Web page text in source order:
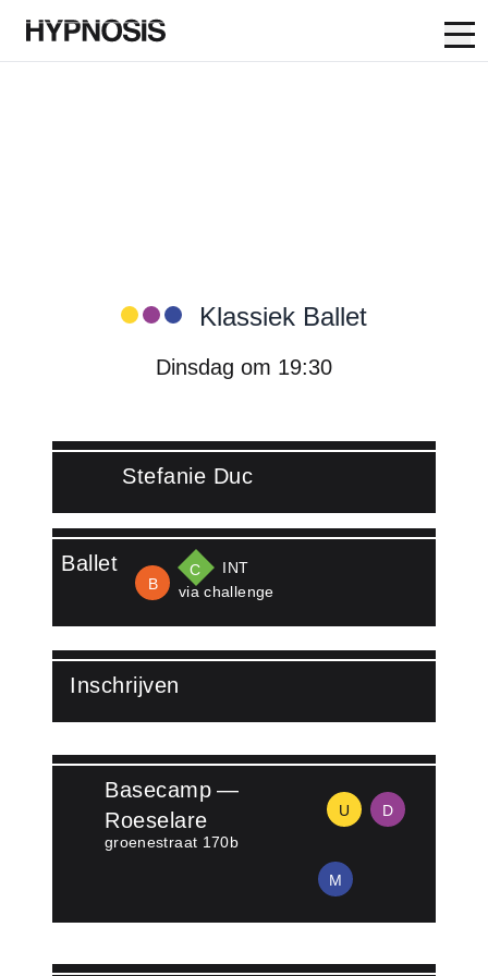
Skip to content
Hypnosis Dance Academy:
Klassiek Ballet
Dinsdag om 19:30
Stefanie Duc
Lees meer over Stefanie Duc
Ballet
B
C
INT
via challenge
Inschrijven
Lees meer over Inschrijven
Basecamp —
Roeselare
groenestraat 170b
U D
M